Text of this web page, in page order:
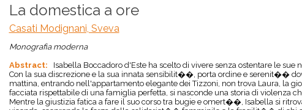
La domestica a ore
Casati Modignani, Sveva
Monografia moderna
Abstract:
Isabella Boccadoro d'Este ha scelto di vivere senza ostentare le
Con la sua discrezione e la sua innata sensibilit��, porta ordine e serenit��
mattina, entrando nell'appartamento elegante dei Tizzoni, non trova Laura, la
facciata rispettabile di una famiglia perfetta, si nasconde una storia di violenza
Mentre la giustizia fatica a fare il suo corso tra bugie e omert��, Isabella si